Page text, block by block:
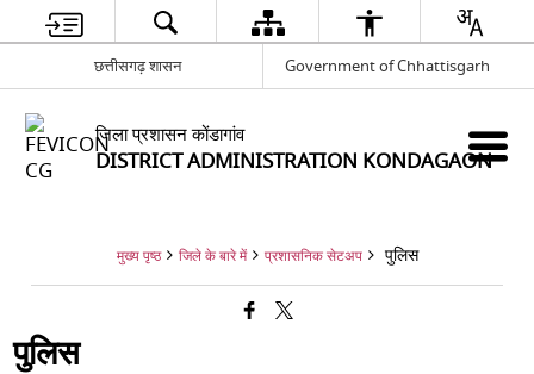
छत्तीसगढ़ शासन Government of Chhattisgarh
जिला प्रशासन कोंडागांव
DISTRICT ADMINISTRATION KONDAGAON
मुख्य पृष्ठ जिले के बारे में प्रशासनिक सेटअप पुलिस
पुलिस